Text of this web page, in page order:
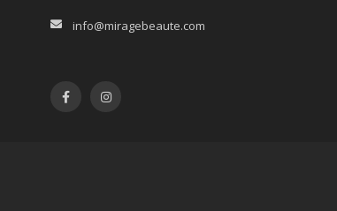
info@miragebeaute.com